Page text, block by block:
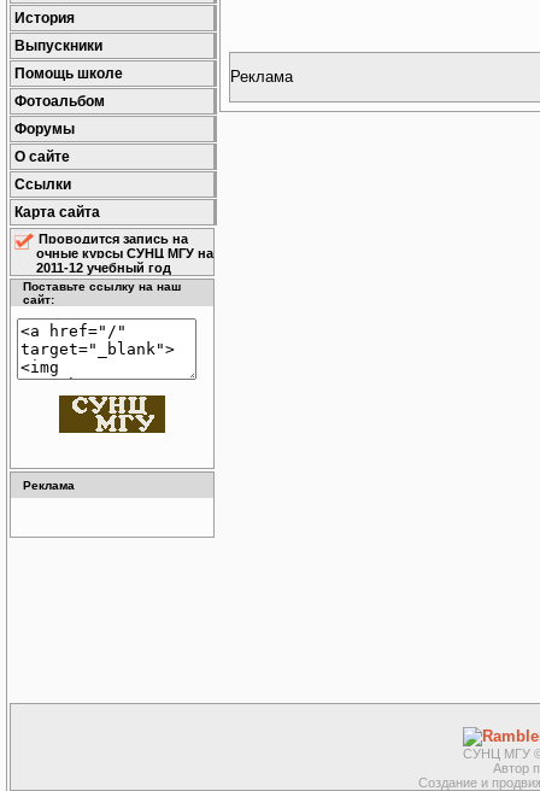
История
Выпускники
Помощь школе
Фотоальбом
Форумы
О сайте
Ссылки
Карта сайта
Проводится запись на
очные курсы СУНЦ МГУ на
2011-12 учебный год
Поставьте ссылку на наш
сайт:
Реклама
Реклама
СУНЦ МГУ ©
Автор
Создание и